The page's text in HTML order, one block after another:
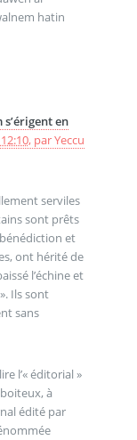
hatin
en
, parYeccu
serviles
sont prêts
et
ont hérité de
l’échine et
Ils sont
sans
l’« éditorial »
à
édité par